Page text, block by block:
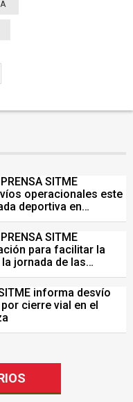
SITME
operacionales este
deportiva en
SITME
para facilitar la
jornada de las
26 de julio
informa desvío
cierre vial en el